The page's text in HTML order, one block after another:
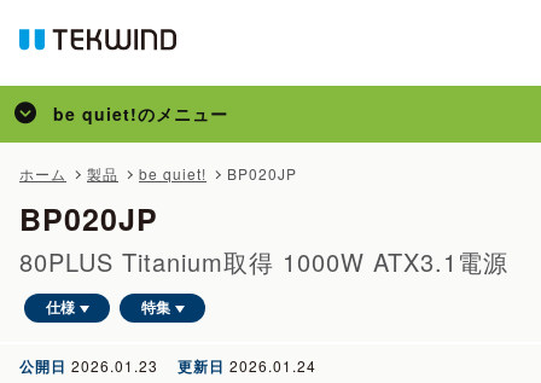
be quiet!のメニュー
トップ
製品
サポート
ホーム 製品 be quiet! BP020JP
BP020JP
80PLUS Titanium取得 1000W ATX3.1電源
仕様 特集
公開日 2026.01.23 更新日 2026.01.24